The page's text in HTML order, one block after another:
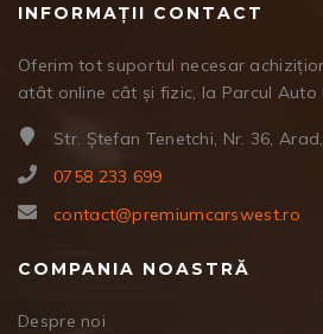
INFORMAȚII CONTACT
Oferim tot suportul necesar
atât online cât și fizic, la Parcul Auto
Str. Ștefan Tenetchi, Nr. 36,
0758 233 699
contact@premiumcarswest.ro
COMPANIA NOASTRĂ
Despre noi